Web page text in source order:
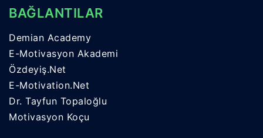
BAĞLANTILAR
Demian Academy
E-Motivasyon Akademi
Özdeyiş.Net
E-Motivation.Net
Dr. Tayfun Topaloğlu
Motivasyon Koçu